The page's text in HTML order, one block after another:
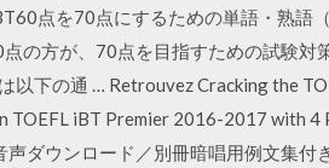
点を70点にするための単語・熟語
の方が、70点を目指すための試験対
下の通 … Retrouvez Cracking the
TOEFL iBT Premier 2016-2017 with 4
ダウンロード／別冊暗唱用例文集付